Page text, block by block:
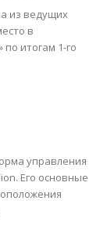
из ведущих
в
по итогам 1-го
управления
Его основные